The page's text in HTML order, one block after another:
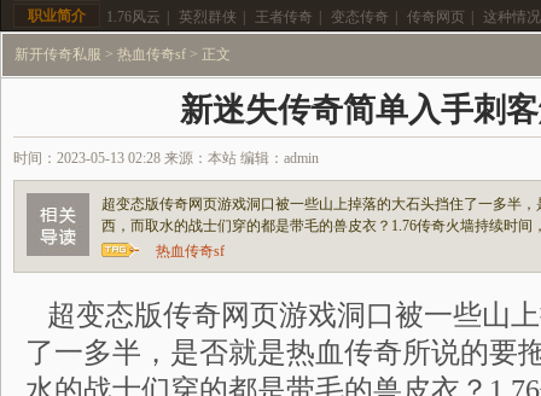
职业简介
1.76风云 英烈群侠 王者传奇 变态传奇 传奇网页 这种情况
新开传奇私服 > 热血传奇sf > 正文
新迷失传奇简单入手刺
时间：2023-05-13 02:28 来源：本站 编辑：admin
超变态版传奇网页游戏洞口被一些山上掉落的大石头挡住了一多半
西，而取水的战士们穿的都是带毛的兽皮衣？1.76传奇火墙持续时间
热血传奇sf
超变态版传奇网页游戏洞口被一些山
了一多半，是否就是热血传奇所说的要